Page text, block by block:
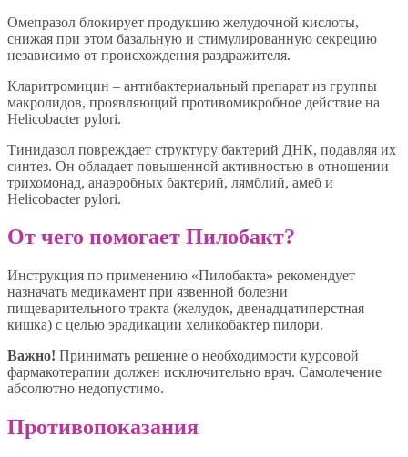
Омепразол блокирует продукцию желудочной кислоты,
снижая при этом базальную и стимулированную секрецию
независимо от происхождения раздражителя.
Кларитромицин – антибактериальный препарат из группы
макролидов, проявляющий противомикробное действие на
Helicobacter pylori.
Тинидазол повреждает структуру бактерий ДНК, подавляя их
синтез. Он обладает повышенной активностью в отношении
трихомонад, анаэробных бактерий, лямблий, амеб и
Helicobacter pylori.
От чего помогает Пилобакт?
Инструкция по применению «Пилобакта» рекомендует
назначать медикамент при язвенной болезни
пищеварительного тракта (желудок, двенадцатиперстная
кишка) с целью эрадикации хеликобактер пилори.
Важно! Принимать решение о необходимости курсовой
фармакотерапии должен исключительно врач. Самолечение
абсолютно недопустимо.
Противопоказания